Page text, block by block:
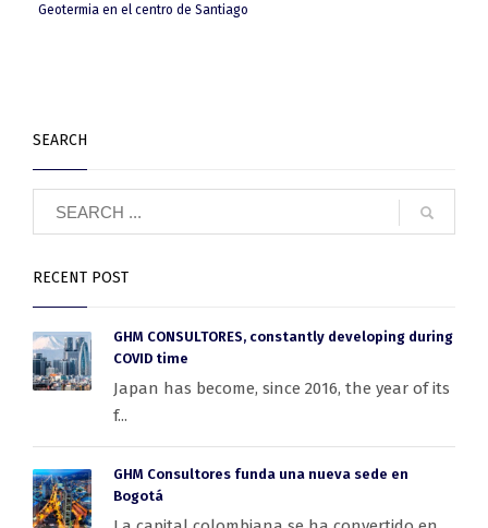
Geotermia en el centro de Santiago
SEARCH
RECENT POST
GHM CONSULTORES, constantly developing during
COVID time
Japan has become, since 2016, the year of its
f...
GHM Consultores funda una nueva sede en
Bogotá